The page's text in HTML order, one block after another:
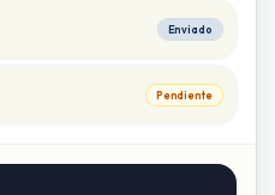
Enviado
Pendiente